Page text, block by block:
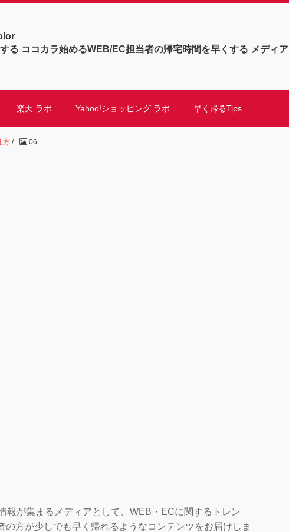
る ココカラ始めるWEB/EC担当者の帰宅時間を早くする メディア
楽天 ラボ Yahoo!ショッピング ラボ 早く帰るTips
方 / 06
報が集まるメディアとして、WEB・ECに関するトレン
の方が少しでも早く帰れるようなコンテンツをお届けしま